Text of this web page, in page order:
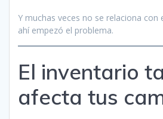
Y muchas veces no se relaciona
ahí empezó el problema.
El inventario
afecta tus